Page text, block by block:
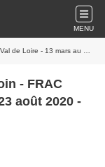
MENU
au 23 août 2020 - GRATUIT
- FRAC
août 2020 -